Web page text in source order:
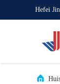
Hefei